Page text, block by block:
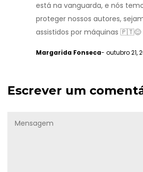
está na vanguarda, e nós
proteger nossos autores,
assistidos por máquinas 🇵🇹😊
Margarida Fonseca- outubro 21,
Escrever um